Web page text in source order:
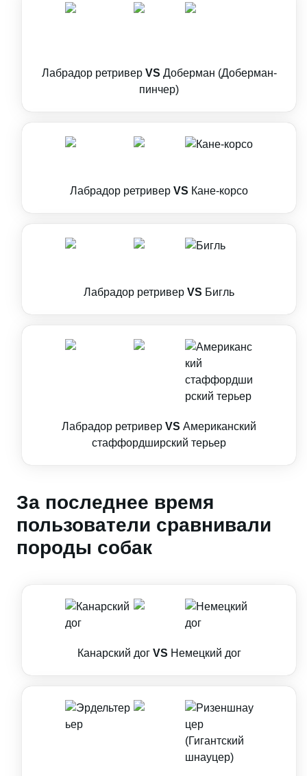
Лабрадор ретривер VS Доберман (Доберман-
пинчер)
Лабрадор ретривер VS Кане-корсо
Лабрадор ретривер VS Бигль
Лабрадор ретривер VS Американский
стаффордширский терьер
За последнее время
пользователи сравнивали
породы собак
Канарский дог VS Немецкий дог